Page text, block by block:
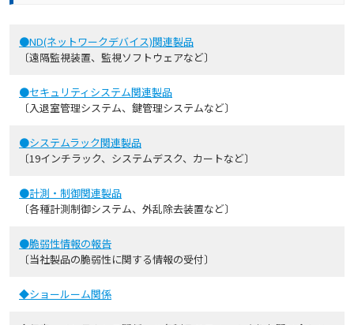
●ND(ネットワークデバイス)関連製品
〔遠隔監視装置、監視ソフトウェアなど〕
●セキュリティシステム関連製品
〔入退室管理システム、鍵管理システムなど〕
●システムラック関連製品
〔19インチラック、システムデスク、カートなど〕
●計測・制御関連製品
〔各種計測制御システム、外乱除去装置など〕
●脆弱性情報の報告
〔当社製品の脆弱性に関する情報の受付〕
◆ショールーム関係